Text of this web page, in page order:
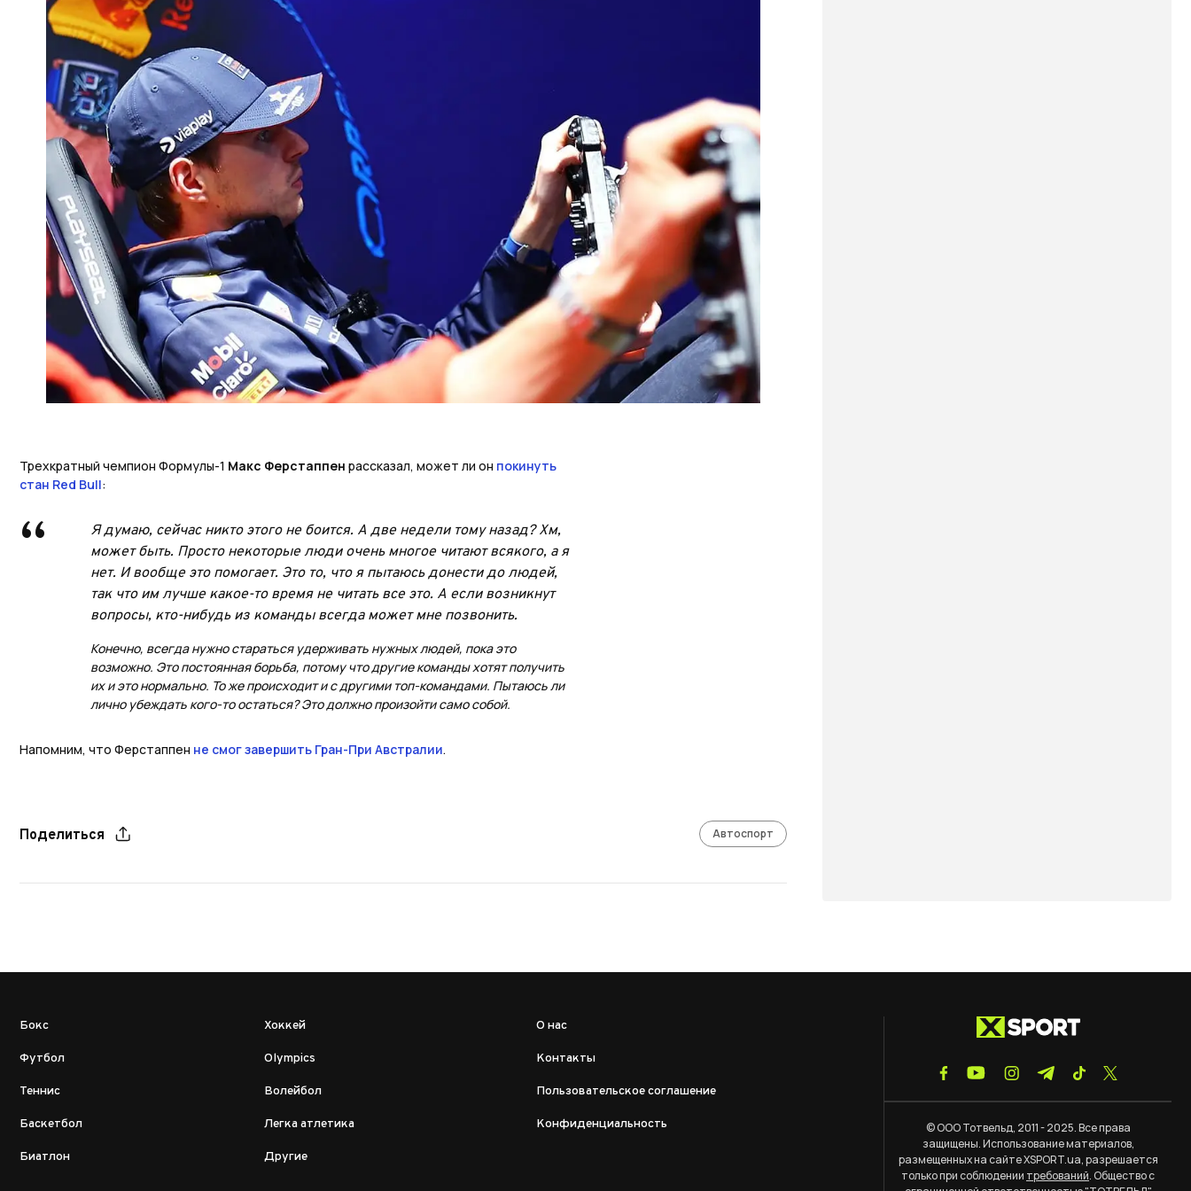
Трехкратный чемпион Формулы-1 Макс Ферстаппен рассказал, может ли он покинуть
стан Red Bull:
Я думаю, сейчас никто этого не боится. А две недели тому назад? Хм,
может быть. Просто некоторые люди очень многое читают всякого, а я
нет. И вообще это помогает. Это то, что я пытаюсь донести до людей,
так что им лучше какое-то время не читать все это. А если возникнут
вопросы, кто-нибудь из команды всегда может мне позвонить.
Конечно, всегда нужно стараться удерживать нужных людей, пока это
возможно. Это постоянная борьба, потому что другие команды хотят получить
их и это нормально. То же происходит и с другими топ-командами. Пытаюсь ли
лично убеждать кого-то остаться? Это должно произойти само собой.
Напомним, что Ферстаппен не смог завершить Гран-При Австралии.
Поделиться Автоспорт
Бокс
Футбол
Теннис
Баскетбол
Биатлон
Хоккей
Olympics
Волейбол
Легка атлетика
Другие
О нас
Контакты
Пользовательское соглашение
Конфиденциальность
© ООО Тотвельд, 2011 - 2025. Все права
защищены. Использование материалов,
размещенных на сайте XSPORT.ua, разрешается
только при соблюдении требований. Общество с